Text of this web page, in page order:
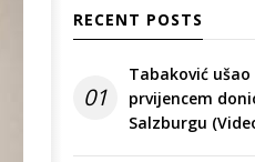
RECENT POSTS
01
Tabaković ušao
prvijencem
Salzburgu